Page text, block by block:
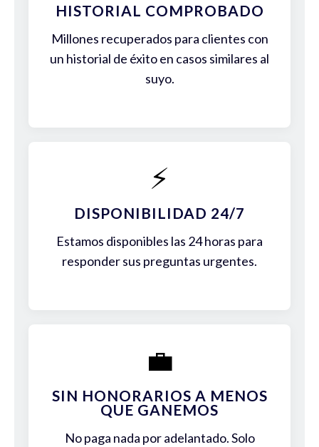
HISTORIAL COMPROBADO
Millones recuperados para clientes con
un historial de éxito en casos similares al
suyo.
⚡
DISPONIBILIDAD 24/7
Estamos disponibles las 24 horas para
responder sus preguntas urgentes.
💼
SIN HONORARIOS A MENOS
QUE GANEMOS
No paga nada por adelantado. Solo